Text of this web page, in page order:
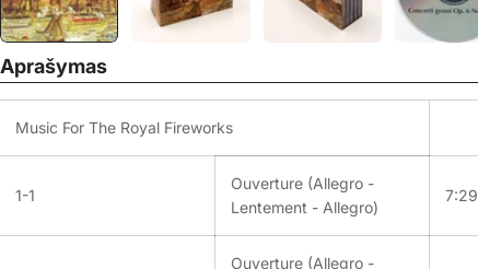
Aprašymas
Music For The Royal Fireworks
1-1
Ouverture (Allegro -
Lentement - Allegro)
7:29
Ouverture (Allegro -